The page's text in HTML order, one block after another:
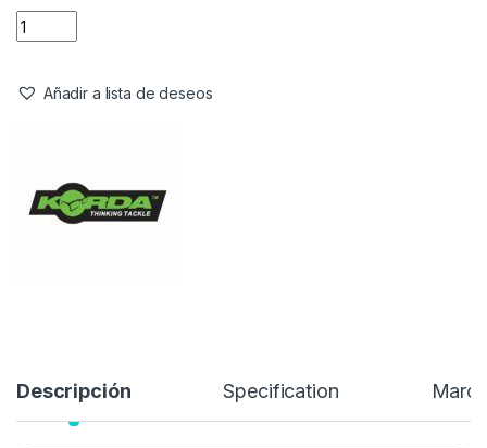
alto rendimiento, diseñado para pescadores que exigen
24,99€